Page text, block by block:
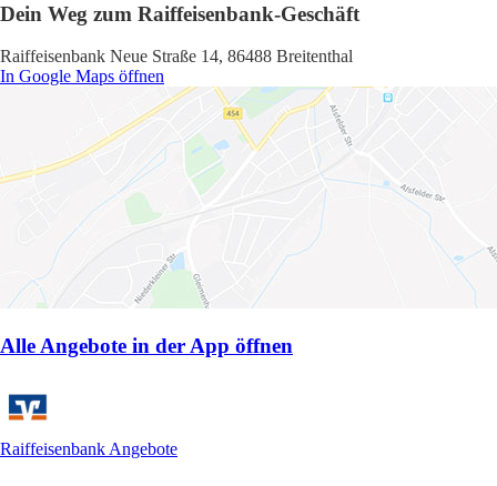
Dein Weg zum Raiffeisenbank-Geschäft
Raiffeisenbank Neue Straße 14, 86488 Breitenthal
In Google Maps öffnen
Alle Angebote in der App öffnen
Raiffeisenbank Angebote